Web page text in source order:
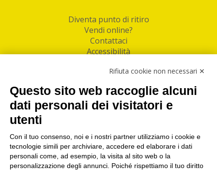
Diventa punto di ritiro
Vendi online?
Contattaci
Accessibilità
Facebook
Linkedin
I nostri punti di ritiro e spedizione pacchi nelle
maggiori città italiane
Torino|Milano|Roma|Bologna|Firenze| Genova
Napoli|Varese
Rifiuta cookie non necessari ✕
Questo sito web raccoglie alcuni
dati personali dei visitatori e
utenti
Con il tuo consenso, noi e i nostri partner utilizziamo i cookie e
tecnologie simili per archiviare, accedere ed elaborare i dati
personali come, ad esempio, la visita al sito web o la
personalizzazione degli annunci. Poiché rispettiamo il tuo diritto